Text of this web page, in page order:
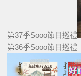
第37季Sooo節目巡禮
第36季Sooo節目巡禮